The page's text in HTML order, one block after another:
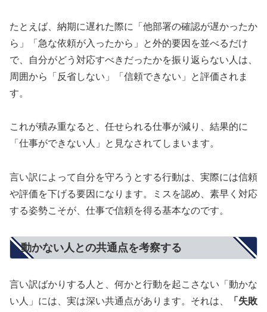
たとえば、納期に遅れた際に「他部署の確認が遅かったか
ら」「急な依頼が入ったから」と外的要因を並べるだけ
で、自分がどう対応すべきだったかを振り返らない人は、
周囲から「反省しない」「信頼できない」と評価されま
す。
これが積み重なると、任せられる仕事が減り、結果的に
「仕事ができない人」と見なされてしまいます。
言い訳によって自分を守ろうとする行動は、実際には信頼
や評価を下げる要因になります。ミスを認め、素早く対応
する姿勢こそが、仕事で信頼を得る基本なのです。
動かない人との共通点を考察する
言い訳ばかりする人と、何かと行動を起こさない「動かな
い人」には、実は深い共通点があります。それは、
「失敗